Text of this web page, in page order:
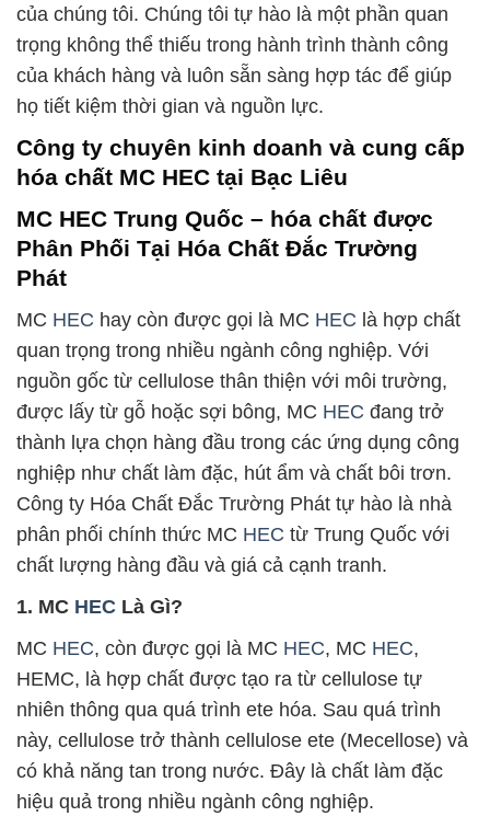
của chúng tôi. Chúng tôi tự hào là một phần quan
trọng không thể thiếu trong hành trình thành công
của khách hàng và luôn sẵn sàng hợp tác để giúp
họ tiết kiệm thời gian và nguồn lực.
Công ty chuyên kinh doanh và cung cấp
hóa chất MC HEC tại Bạc Liêu
MC HEC Trung Quốc – hóa chất được
Phân Phối Tại Hóa Chất Đắc Trường
Phát
MC HEC hay còn được gọi là MC HEC là hợp chất
quan trọng trong nhiều ngành công nghiệp. Với
nguồn gốc từ cellulose thân thiện với môi trường,
được lấy từ gỗ hoặc sợi bông, MC HEC đang trở
thành lựa chọn hàng đầu trong các ứng dụng công
nghiệp như chất làm đặc, hút ẩm và chất bôi trơn.
Công ty Hóa Chất Đắc Trường Phát tự hào là nhà
phân phối chính thức MC HEC từ Trung Quốc với
chất lượng hàng đầu và giá cả cạnh tranh.
1. MC HEC Là Gì?
MC HEC, còn được gọi là MC HEC, MC HEC,
HEMC, là hợp chất được tạo ra từ cellulose tự
nhiên thông qua quá trình ete hóa. Sau quá trình
này, cellulose trở thành cellulose ete (Mecellose) và
có khả năng tan trong nước. Đây là chất làm đặc
hiệu quả trong nhiều ngành công nghiệp.